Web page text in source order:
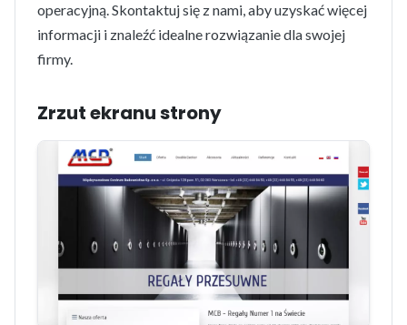
operacyjną. Skontaktuj się z nami, aby uzyskać więcej
informacji i znaleźć idealne rozwiązanie dla swojej
firmy.
Zrzut ekranu strony